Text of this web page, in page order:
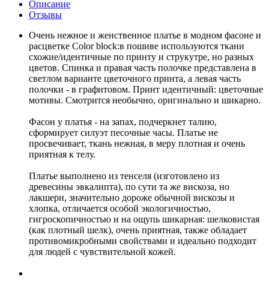
Описание
Отзывы
Очень нежное и женственное платье в модном фасоне и
расцветке Color block:в пошиве используются ткани
схожие/идентичные по принту и струкутре, но разных
цветов. Спинка и правая часть полочке представлена в
светлом варианте цветочного принта, а левая часть
полочки - в графитовом. Принт идентичный: цветочные
мотивы. Смотрится необычно, оригинально и шикарно.
Фасон у платья - на запах, подчеркнет талию,
сформирует силуэт песочные часы. Платье не
просвечивает, ткань нежная, в меру плотная и очень
приятная к телу.
Платье выполнено из тенселя (изготовлено из
древесины эвкалипта), по сути та же вискоза, но
лакшери, значительно дороже обычной вискозы и
хлопка, отличается особой экологичностью,
гигроскопичностью и на ощупь шикарная: шелковистая
(как плотный шелк), очень приятная, также обладает
противомикробными свойствами и идеально подходит
для людей с чувствительной кожей.